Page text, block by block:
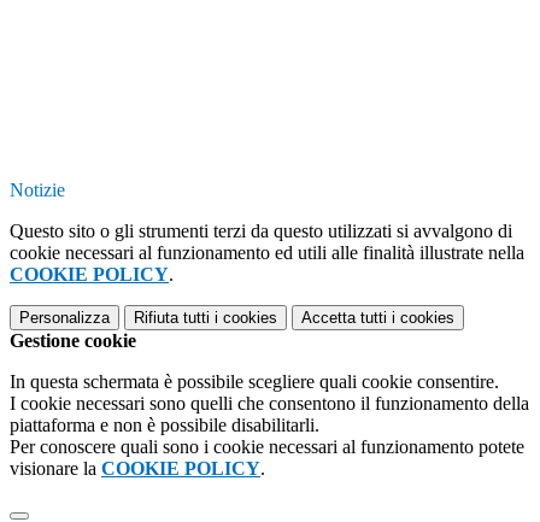
Notizie
Questo sito o gli strumenti terzi da questo utilizzati si avvalgono di
cookie necessari al funzionamento ed utili alle finalità illustrate nella
COOKIE POLICY.
Personalizza Rifiuta tutti i cookies Accetta tutti i cookies
Gestione cookie
In questa schermata è possibile scegliere quali cookie consentire.
I cookie necessari sono quelli che consentono il funzionamento della
piattaforma e non è possibile disabilitarli.
Per conoscere quali sono i cookie necessari al funzionamento potete
visionare la COOKIE POLICY.